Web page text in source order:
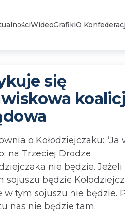
WideoGrafikiO
się
o Kołodziejczaku: “Ja
na Trzeciej Drodze
nie będzie. Jeżeli
sojuszu będzie
w tym sojuszu nie będzie.
nas nie będzie tam.